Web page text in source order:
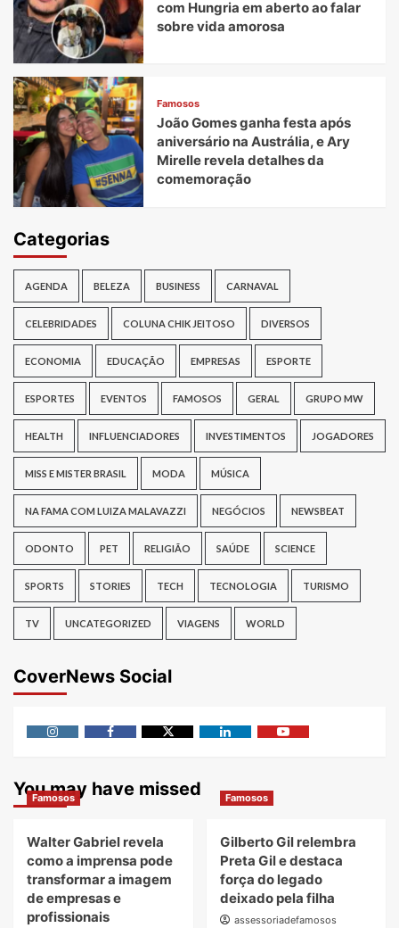
com Hungria em aberto ao falar
sobre vida amorosa
Famosos
João Gomes ganha festa após
aniversário na Austrália, e Ary
Mirelle revela detalhes da
comemoração
Categorias
AGENDA BELEZA BUSINESS CARNAVAL
CELEBRIDADES COLUNA CHIK JEITOSO DIVERSOS
ECONOMIA EDUCAÇÃO EMPRESAS ESPORTE
ESPORTES EVENTOS FAMOSOS GERAL GRUPO MW
HEALTH INFLUENCIADORES INVESTIMENTOS JOGADORES
MISS E MISTER BRASIL MODA MÚSICA
NA FAMA COM LUIZA MALAVAZZI NEGÓCIOS NEWSBEAT
ODONTO PET RELIGIÃO SAÚDE SCIENCE
SPORTS STORIES TECH TECNOLOGIA TURISMO
TV UNCATEGORIZED VIAGENS WORLD
CoverNews Social
You may have missed
Famosos
Walter Gabriel revela
como a imprensa pode
transformar a imagem
de empresas e
profissionais
Famosos
Gilberto Gil relembra
Preta Gil e destaca
força do legado
deixado pela filha
assessoriadefamosos